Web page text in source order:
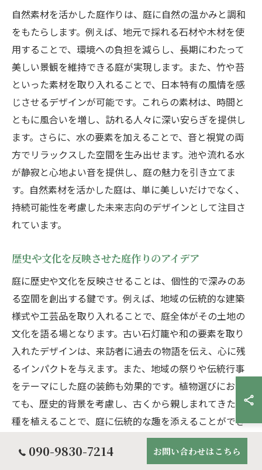
自然素材を活かした庭作りは、庭に自然の温かみと調和
をもたらします。例えば、地元で採れる石材や木材を使
用することで、環境への負担を減らし、長期にわたって
美しい景観を維持できる庭が実現します。また、竹や苔
といった素材を取り入れることで、日本特有の風情を感
じさせるデザインが可能です。これらの素材は、時間と
ともに風合いを増し、訪れる人々に深い安らぎを提供し
ます。さらに、水の要素を加えることで、音と視覚の両
方でリラックスした空間を生み出せます。池や流れる水
が静寂と心地よい音を提供し、庭の魅力を引き立てま
す。自然素材を活かした庭は、単に美しいだけでなく、
持続可能性を考慮した未来志向のデザインとして注目さ
れています。
歴史や文化を反映させた庭作りのアイデア
庭に歴史や文化を反映させることは、個性的で深みのあ
る空間を創出する鍵です。例えば、地域の伝統的な建築
様式や工芸品を取り入れることで、庭全体がその土地の
文化を語る場となります。古い石灯籠や和の要素を取り
入れたデザインは、来訪者に過去の物語を伝え、心に残
るインパクトを与えます。また、地域の祭りや伝統行事
をテーマにした庭の装飾も効果的です。植物選びにおい
ても、歴史的背景を考慮し、古くから親しまれてきた品
種を植えることで、庭に伝統的な趣を添えることができ
ます。これにより、訪れる人々は単なる景観を楽しむだ
けでなく、地域の歴史や文化を体感し、深い感動を覚え
090-9830-7214 お問い合わせはこちら